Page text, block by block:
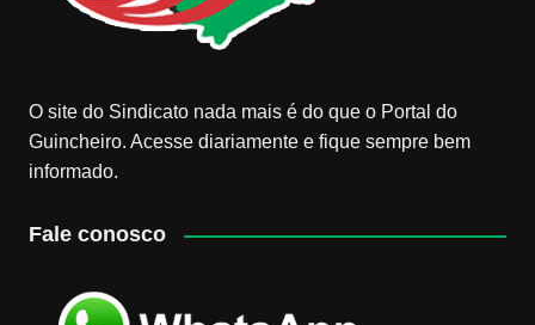
O site do Sindicato nada mais é do que o Portal do
Guincheiro. Acesse diariamente e fique sempre bem
informado.
Fale conosco